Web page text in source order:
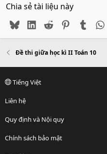
Chia sẻ tài liệu này
BlueskyLinkedIn
Reddit PinterestTumblr
Đề thi giữa học kì II Toán 10
Tiếng Việt
Liên hệ
Quy định và Nội quy
Chính sách bảo mật